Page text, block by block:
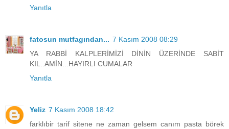
Yanıtla
fatosun mutfagından... 7 Kasım 2008 08:29
YA RABBİ KALPLERİMİZİ DİNİN ÜZERİNDE SABİT
KIL..AMİN...HAYIRLI CUMALAR
Yanıtla
Yeliz 7 Kasım 2008 18:42
farklıbir tarif sitene ne zaman gelsem canım pasta börek